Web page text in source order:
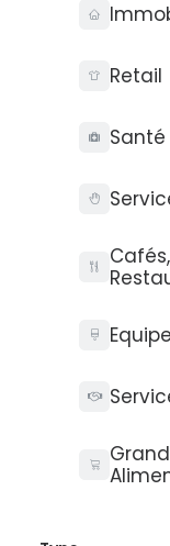
Retail
Santé
Technologie
API Digitaleo
API d’intégration
Service support
Contactez-
newsBetter
Prendre rdv